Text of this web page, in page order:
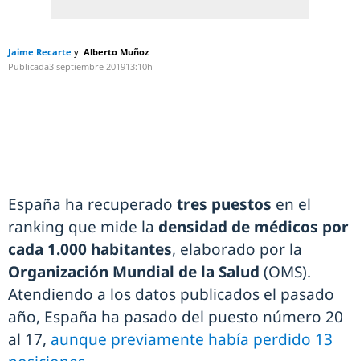
Jaime Recarte
Alberto Muñoz
Publicada3 septiembre 201913:10h
España ha recuperado tres puestos en el
ranking que mide la densidad de médicos por
cada 1.000 habitantes, elaborado por la
Organización Mundial de la Salud (OMS).
Atendiendo a los datos publicados el pasado
año, España ha pasado del puesto número 20
al 17, aunque previamente había perdido 13